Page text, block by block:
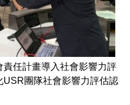
任計畫導入社會影響力評
團隊社會影響力評估認